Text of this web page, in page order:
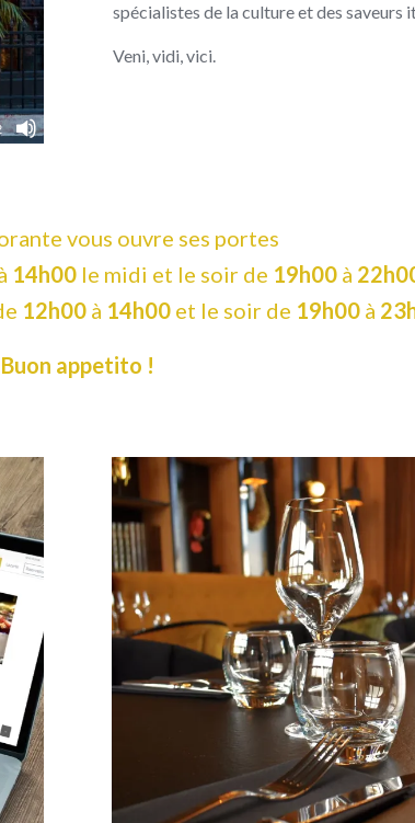
spécialistes de la culture et des saveurs
Veni, vidi, vici.
vous ouvre ses portes
14h00 le midi et le soir de 19h00 à
12h00 à 14h00 et le soir de 19h00 à
Buon appetito !